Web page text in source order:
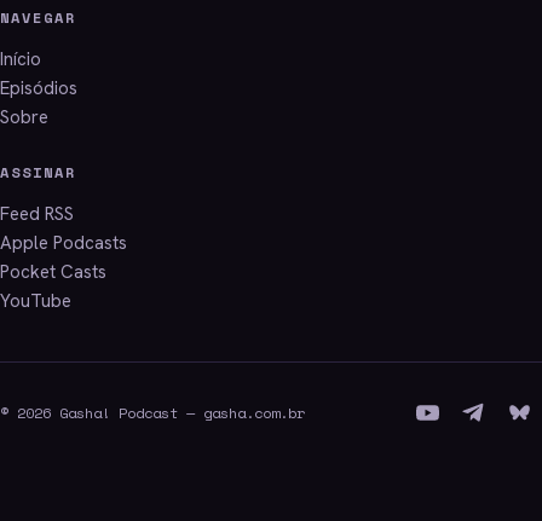
NAVEGAR
Início
Episódios
Sobre
ASSINAR
Feed RSS
Apple Podcasts
Pocket Casts
YouTube
© 2026 Gasha! Podcast — gasha.com.br